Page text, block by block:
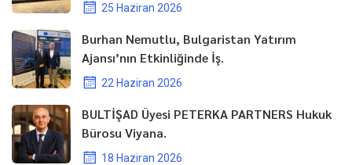
25 Haziran 2026
Burhan Nemutlu, Bulgaristan Yatırım
Ajansı’nın Etkinliğinde İş.
22 Haziran 2026
BULTİŞAD Üyesi PETERKA PARTNERS Hukuk
Bürosu Viyana.
18 Haziran 2026